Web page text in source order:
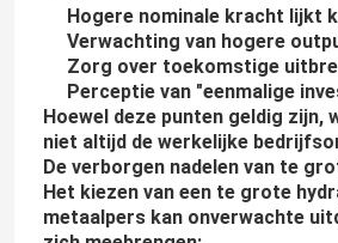
Hogere nominale kracht lijkt
Verwachting van hogere
Zorg over toekomstige
Perceptie van "eenmalige
Hoewel deze punten geldig zijn,
niet altijd de werkelijke
De verborgen nadelen van te
Het kiezen van een te grote
metaalpers kan onverwachte